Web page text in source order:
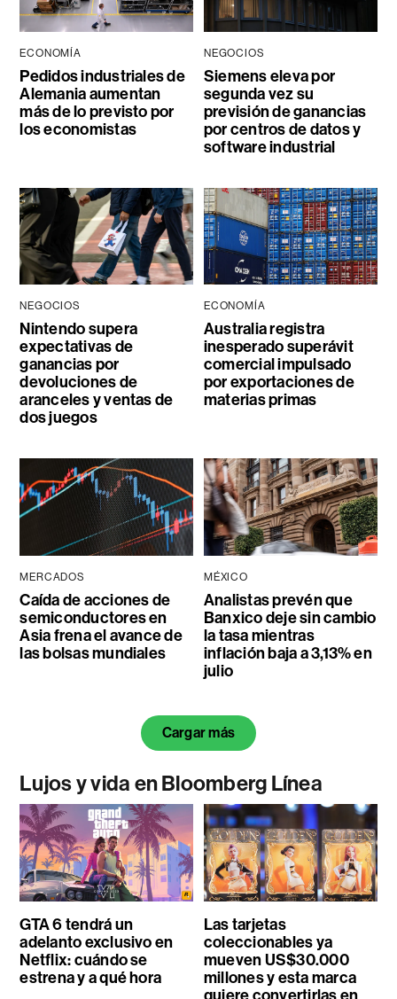
ECONOMÍA
Pedidos industriales de
Alemania aumentan
más de lo previsto por
los economistas
NEGOCIOS
Siemens eleva por
segunda vez su
previsión de ganancias
por centros de datos y
software industrial
NEGOCIOS
Nintendo supera
expectativas de
ganancias por
devoluciones de
aranceles y ventas de
dos juegos
ECONOMÍA
Australia registra
inesperado superávit
comercial impulsado
por exportaciones de
materias primas
MERCADOS
Caída de acciones de
semiconductores en
Asia frena el avance de
las bolsas mundiales
MÉXICO
Analistas prevén que
Banxico deje sin cambio
la tasa mientras
inflación baja a 3,13% en
julio
Cargar más
Lujos y vida en Bloomberg Línea
GTA 6 tendrá un
adelanto exclusivo en
Netflix: cuándo se
estrena y a qué hora
Las tarjetas
coleccionables ya
mueven US$30.000
millones y esta marca